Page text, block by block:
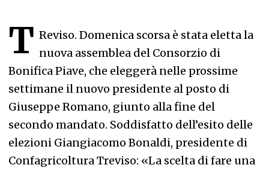
T Reviso. Domenica scorsa è stata eletta la
nuova assemblea del Consorzio di
Bonifica Piave, che eleggerà nelle prossime
settimane il nuovo presidente al posto di
Giuseppe Romano, giunto alla fine del
secondo mandato. Soddisfatto dell’esito delle
elezioni Giangiacomo Bonaldi, presidente di
Confagricoltura Treviso: «La scelta di fare una